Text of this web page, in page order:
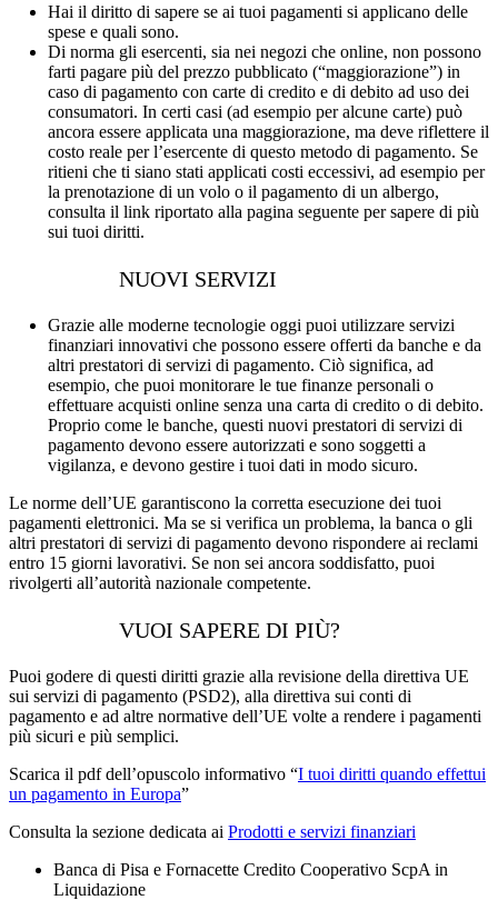
Hai il diritto di sapere se ai tuoi pagamenti si applicano delle
spese e quali sono.
Di norma gli esercenti, sia nei negozi che online, non possono
farti pagare più del prezzo pubblicato (“maggiorazione”) in
caso di pagamento con carte di credito e di debito ad uso dei
consumatori. In certi casi (ad esempio per alcune carte) può
ancora essere applicata una maggiorazione, ma deve riflettere il
costo reale per l’esercente di questo metodo di pagamento. Se
ritieni che ti siano stati applicati costi eccessivi, ad esempio per
la prenotazione di un volo o il pagamento di un albergo,
consulta il link riportato alla pagina seguente per sapere di più
sui tuoi diritti.
NUOVI SERVIZI
Grazie alle moderne tecnologie oggi puoi utilizzare servizi
finanziari innovativi che possono essere offerti da banche e da
altri prestatori di servizi di pagamento. Ciò significa, ad
esempio, che puoi monitorare le tue finanze personali o
effettuare acquisti online senza una carta di credito o di debito.
Proprio come le banche, questi nuovi prestatori di servizi di
pagamento devono essere autorizzati e sono soggetti a
vigilanza, e devono gestire i tuoi dati in modo sicuro.
Le norme dell’UE garantiscono la corretta esecuzione dei tuoi
pagamenti elettronici. Ma se si verifica un problema, la banca o gli
altri prestatori di servizi di pagamento devono rispondere ai reclami
entro 15 giorni lavorativi. Se non sei ancora soddisfatto, puoi
rivolgerti all’autorità nazionale competente.
VUOI SAPERE DI PIÙ?
Puoi godere di questi diritti grazie alla revisione della direttiva UE
sui servizi di pagamento (PSD2), alla direttiva sui conti di
pagamento e ad altre normative dell’UE volte a rendere i pagamenti
più sicuri e più semplici.
Scarica il pdf dell’opuscolo informativo “I tuoi diritti quando effettui
un pagamento in Europa”
Consulta la sezione dedicata ai Prodotti e servizi finanziari
Banca di Pisa e Fornacette Credito Cooperativo ScpA in
Liquidazione